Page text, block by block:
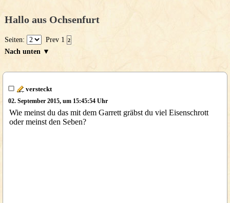
Hallo aus Ochsenfurt
Seiten: Prev 1 2
Nach unten ▼
versteckt
02. September 2015, um 15:45:54 Uhr
Wie meinst du das mit dem Garrett gräbst du viel Eisenschrott
oder meinst den Seben?